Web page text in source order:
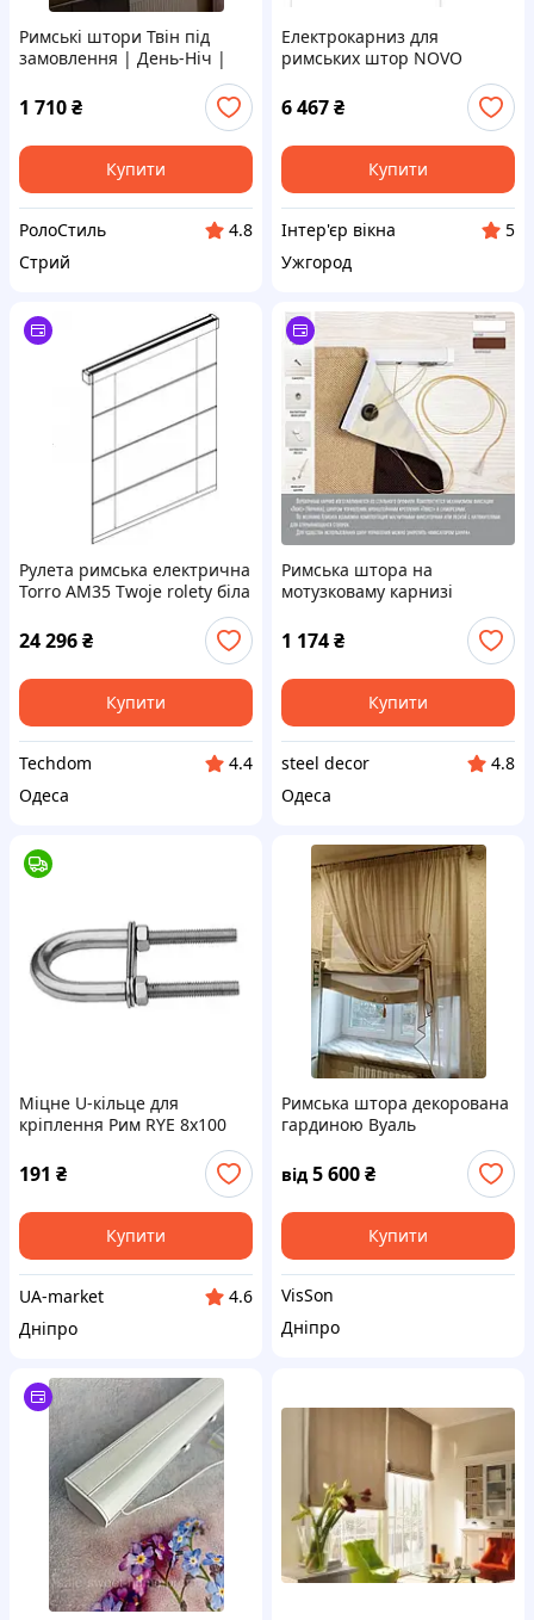
Римські штори Твін під
замовлення | День-Ніч |
Безкоштовна доставка
1 710₴
Купити
РолоСтиль
4.8
Стрий
Електрокарниз для
римських штор NOVO
електроприводом
6 467₴
Купити
Інтер'єр вікна
5
Ужгород
Рулета римська електрична
Torro AM35 Twoje rolety біла
24 296₴
Купити
Techdom
4.4
Одеса
Римська штора на
мотузковаму карнизі
1 174₴
Купити
steel decor
4.8
Одеса
Міцне U-кільце для
кріплення Рим RYE 8x100
мм з нержавіючої сталі для
довговічності і стійкості до
корозії
191 ₴
Купити
UA-market
4.6
Дніпро
Римська штора декорована
гардиною Вуаль
від 5 600₴
Купити
VisSon
Дніпро